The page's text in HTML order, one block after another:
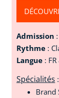
Admission
Rythme :
Langue :
Spécialités :
Brand